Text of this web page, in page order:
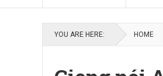
YOU ARE HERE: HOME